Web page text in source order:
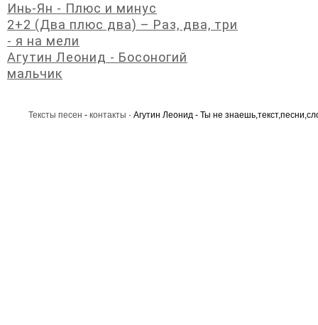
Инь-Ян - Плюс и минус
2+2 (Два плюс два) – Раз, два, три
- я на мели
Агутин Леонид - Босоногий
мальчик
Тексты песен - контакты · Агутин Леонид - Ты не